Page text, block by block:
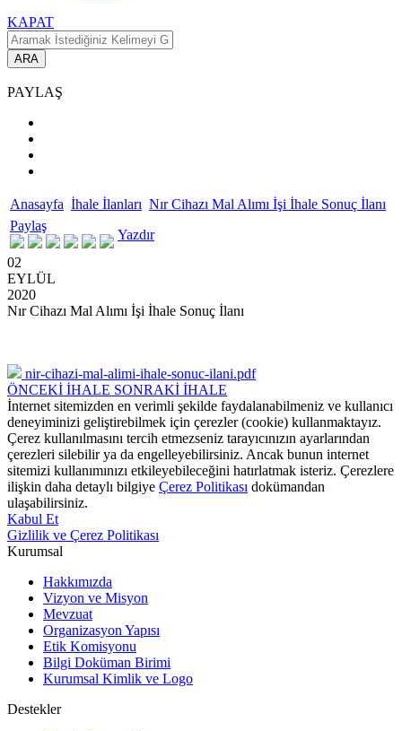
KAPAT
ARA
PAYLAŞ
Anasayfa İhale İlanları Nır Cihazı Mal Alımı İşi İhale Sonuç İlanı
Paylaş
Yazdır
02
EYLÜL
2020
Nır Cihazı Mal Alımı İşi İhale Sonuç İlanı
nir-cihazi-mal-alimi-ihale-sonuc-ilani.pdf
ÖNCEKİ İHALE SONRAKİ İHALE
İnternet sitemizden en verimli şekilde faydalanabilmeniz ve kullanıcı
deneyiminizi geliştirebilmek için çerezler (cookie) kullanmaktayız.
Çerez kullanılmasını tercih etmezseniz tarayıcınızın ayarlarından
çerezleri silebilir ya da engelleyebilirsiniz. Ancak bunun internet
sitemizi kullanımınızı etkileyebileceğini hatırlatmak isteriz. Çerezlere
ilişkin daha detaylı bilgiye Çerez Politikası dokümandan
ulaşabilirsiniz.
Kabul Et
Gizlilik ve Çerez Politikası
Kurumsal
Hakkımızda
Vizyon ve Misyon
Mevzuat
Organizasyon Yapısı
Etik Komisyonu
Bilgi Doküman Birimi
Kurumsal Kimlik ve Logo
Destekler